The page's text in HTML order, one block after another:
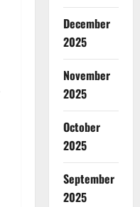
December
2025
November
2025
October
2025
September
2025